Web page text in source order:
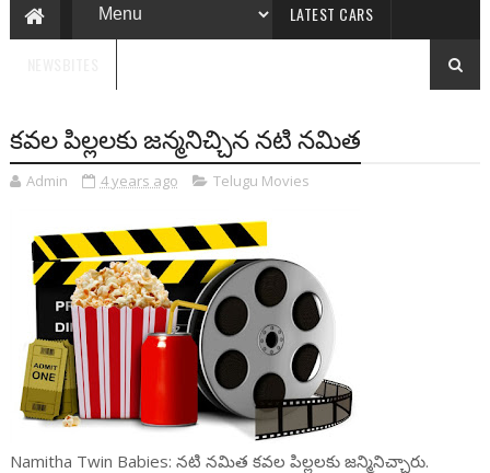
LATEST CARS
కవల పిల్లలకు జన్మనిచ్చిన నటి నమిత
Admin 4 years ago Telugu Movies
Namitha Twin Babies: నటి నమిత కవల పిల్లలకు జన్మినిచ్చారు.